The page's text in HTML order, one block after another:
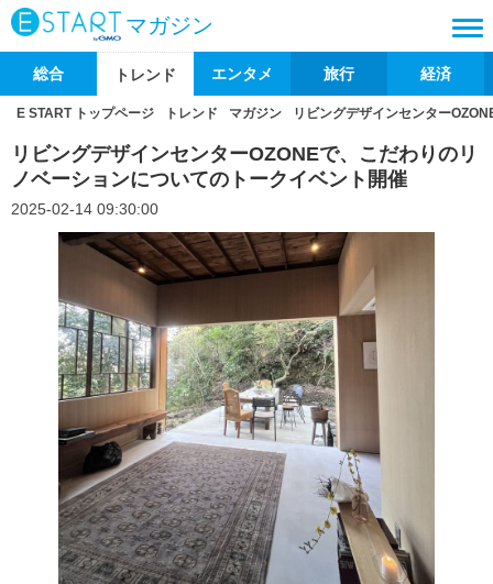
マガジン
総合 トレンド エンタメ 旅行 経済
E START トップページ トレンド マガジン リビングデザインセンター
リビングデザインセンターOZONEで、こだわりのリ
ノベーションについてのトークイベント開催
2025-02-14 09:30:00